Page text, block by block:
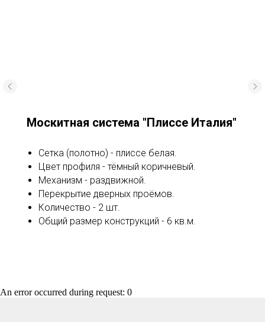
Москитная система "Плиссе Италия"
Сетка (полотно) - плиссе белая.
Цвет профиля - тёмный коричневый.
Механизм - раздвижной.
Перекрытие дверных проёмов.
Количество - 2 шт.
Общий размер конструкций - 6 кв.м.
An error occurred during request: 0